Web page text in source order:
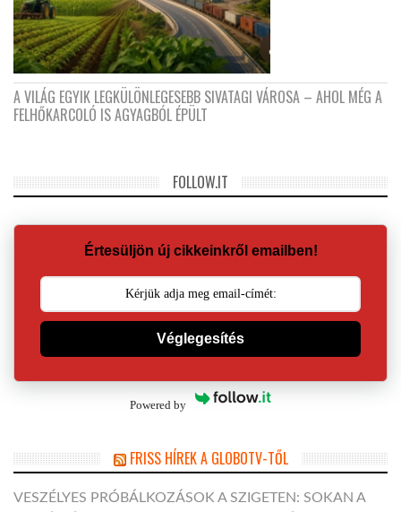
A VILÁG EGYIK LEGKÜLÖNLEGESEBB SIVATAGI VÁROSA – AHOL MÉG A
FELHŐKARCOLÓ IS AGYAGBÓL ÉPÜLT
FOLLOW.IT
Értesüljön új cikkeinkről emailben!
Véglegesítés
Powered by
FRISS HÍREK A GLOBOTV-TŐL
VESZÉLYES PRÓBÁLKOZÁSOK A SZIGETEN: SOKAN A